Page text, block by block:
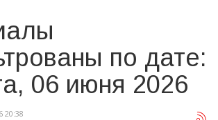
по дате:
06 июня 2026
20:38